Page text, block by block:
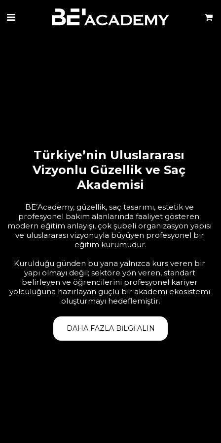
Türkiye’nin Uluslararası
Vizyonlu Güzellik ve Saç
Akademisi
BE’Academy, güzellik, saç tasarımı, estetik ve
profesyonel bakım alanlarında faaliyet gösteren;
modern eğitim anlayışı, çok şubeli organizasyon yapısı
ve uluslararası vizyonuyla büyüyen profesyonel bir
eğitim kurumudur.
Kurulduğu günden bu yana yalnızca kurs veren bir
yapı olmayı değil; sektöre yön veren, standart
belirleyen ve öğrencilerini profesyonel kariyer
yolculuğuna hazırlayan güçlü bir akademi ekosistemi
oluşturmayı hedeflemiştir.
DAHA FAZLA BILGI ALIN